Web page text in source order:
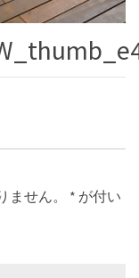
せん。 * が付い